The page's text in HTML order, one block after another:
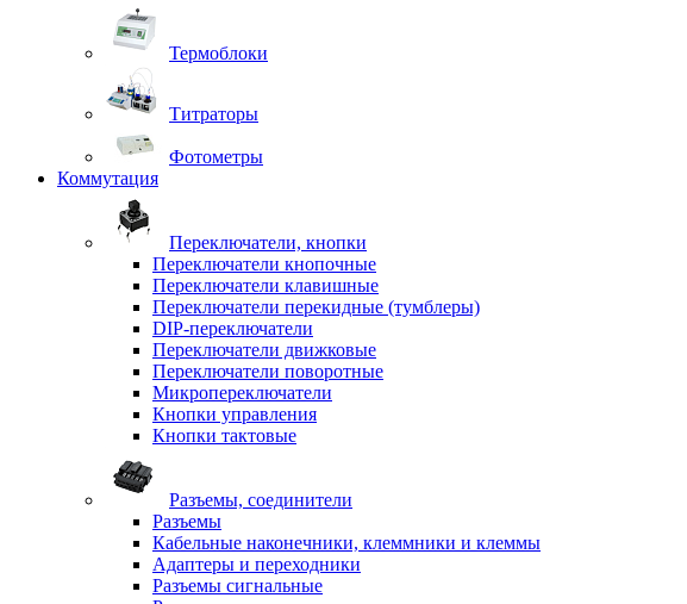
Термоблоки
Титраторы
Фотометры
Коммутация
Переключатели, кнопки
Переключатели кнопочные
Переключатели клавишные
Переключатели перекидные (тумблеры)
DIP-переключатели
Переключатели движковые
Переключатели поворотные
Микропереключатели
Кнопки управления
Кнопки тактовые
Разъемы, соединители
Разъемы
Кабельные наконечники, клеммники и клеммы
Адаптеры и переходники
Разъемы сигнальные